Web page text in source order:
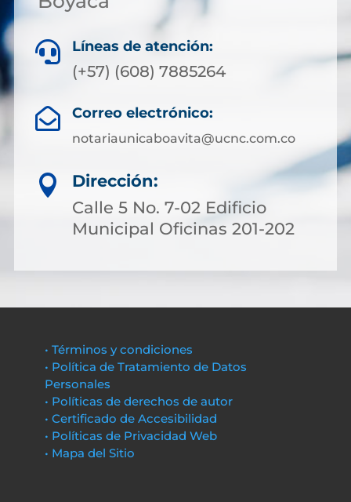
 Líneas de atención:
(+57) (608) 7885264
 Correo electrónico:
notariaunicaboavita@ucnc.com.co

Dirección:
Calle 5 No. 7-02 Edificio
Municipal Oficinas 201-202
• Términos y condiciones
• Política de Tratamiento de Datos
Personales
• Políticas de derechos de autor
• Certificado de Accesibilidad
• Políticas de Privacidad Web
• Mapa del Sitio